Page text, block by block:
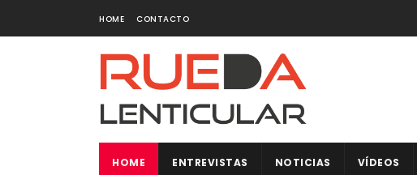
HOME CONTACTO
HOME ENTREVISTAS NOTICIAS VÍDEOS